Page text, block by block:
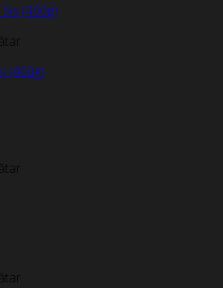
(400g)